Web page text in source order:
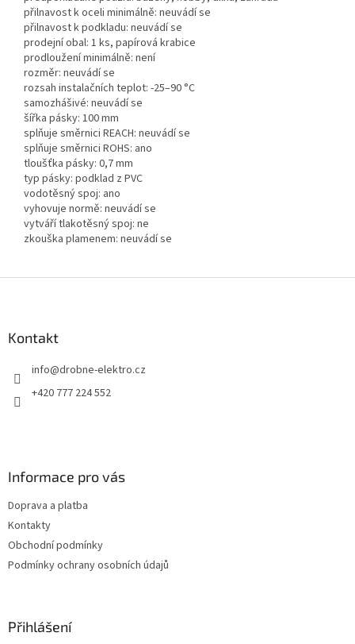
přilnavost k oceli minimálně: neuvádí se
přilnavost k podkladu: neuvádí se
prodejní obal: 1 ks, papírová krabice
prodloužení minimálně: není
rozměr: neuvádí se
rozsah instalačních teplot: -25–90 °C
samozhášivé: neuvádí se
šířka pásky: 100 mm
splňuje směrnici REACH: neuvádí se
splňuje směrnici ROHS: ano
tloušťka pásky: 0,7 mm
typ pásky: podklad z PVC
vodotěsný spoj: ano
vyhovuje normě: neuvádí se
vytváří tlakotěsný spoj: ne
zkouška plamenem: neuvádí se
Kontakt
info@drobne-elektro.cz
+420 777 224 552
Informace pro vás
Doprava a platba
Kontakty
Obchodní podmínky
Podmínky ochrany osobních údajů
Přihlášení